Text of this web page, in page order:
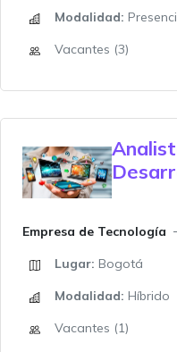
Modalidad:
Vacantes (3)
Empresa de Tecnología
Lugar: Bogotá
Modalidad: Híbrido
Vacantes (1)